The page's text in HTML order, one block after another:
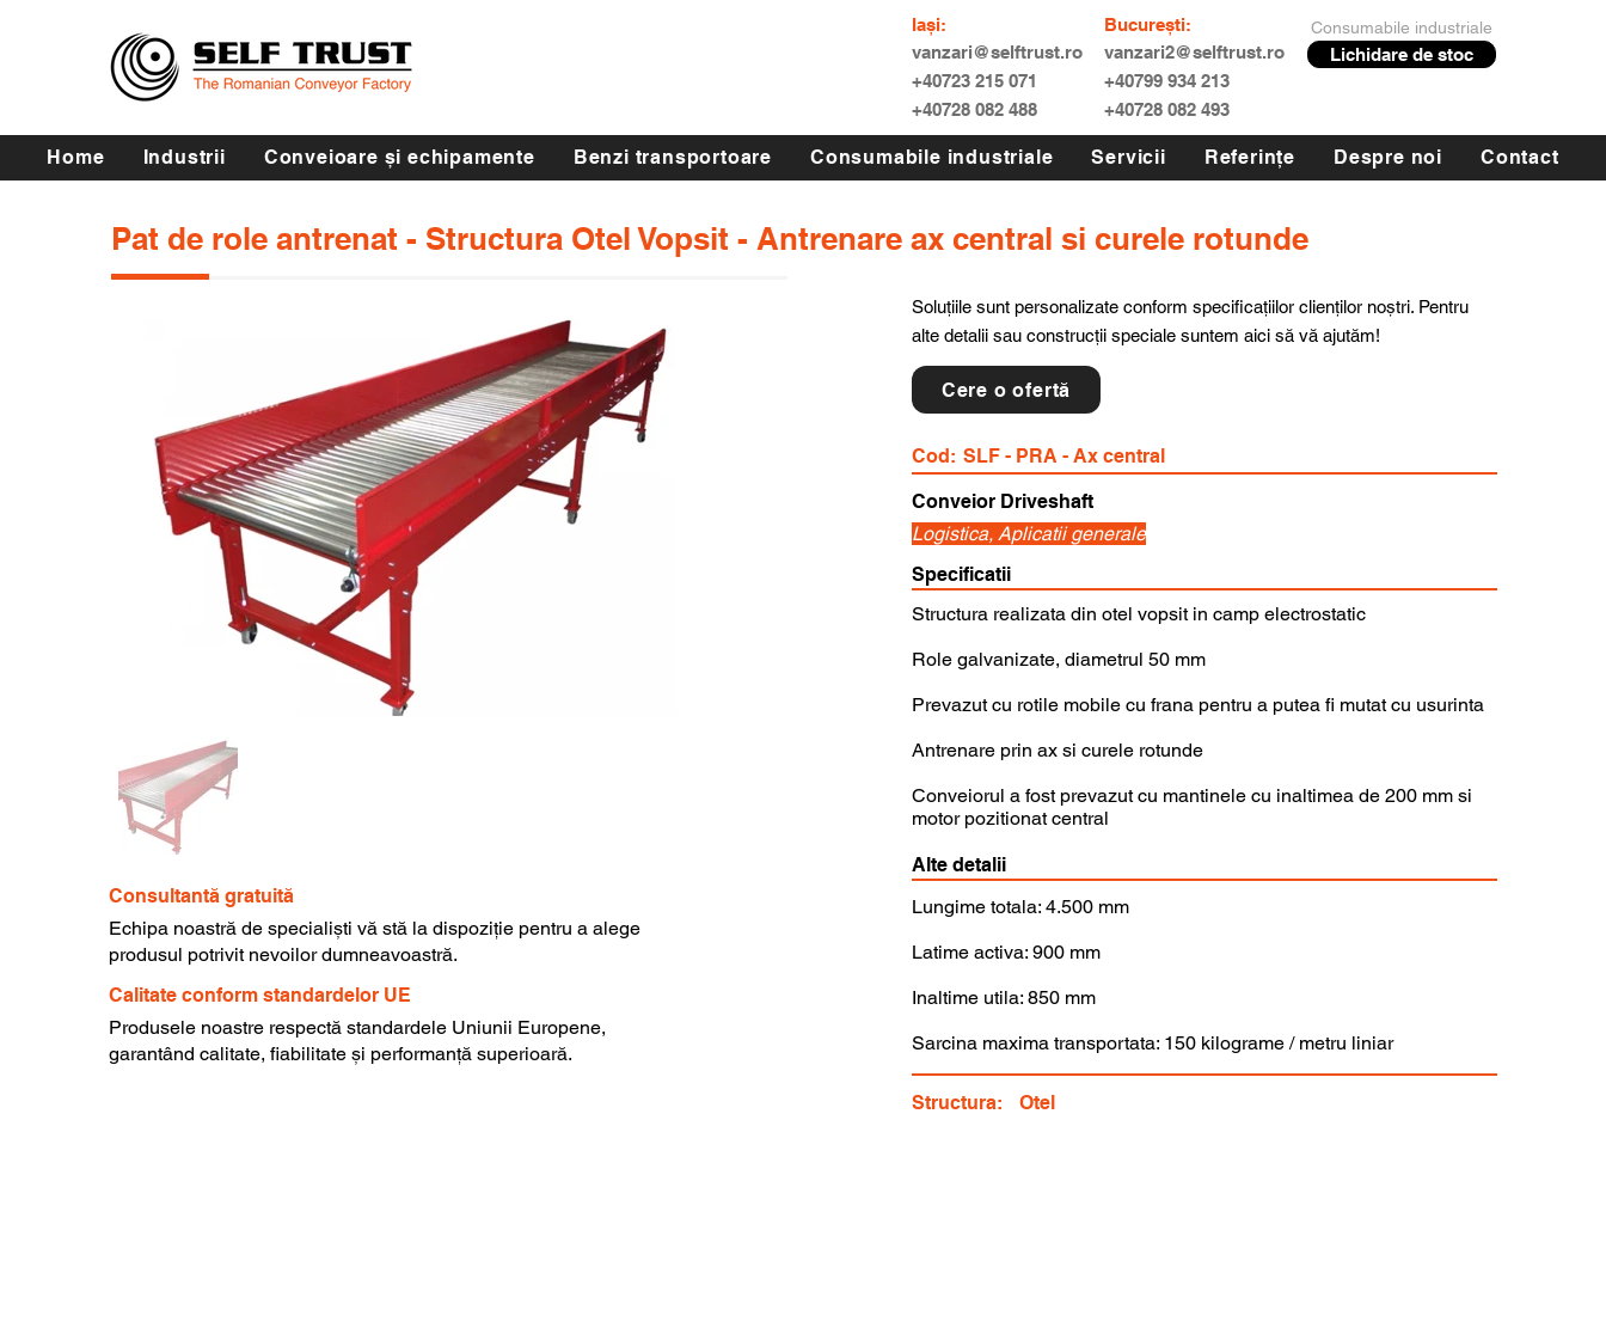
Iași:
vanzari@selftrust.ro
+40723 215 071
+40728 082 488
București:
vanzari2@selftrust.ro
+40799 934 213
+40728 082 493
Consumabile industriale
Lichidare de stoc
Home Industrii Conveioare și echipamente Benzi transportoare Consumabile industriale Servicii Referințe Despre noi Contact
Pat de role antrenat - Structura Otel Vopsit - Antrenare ax central si curele rotunde
Consultantă gratuită
Echipa noastră de specialiști vă stă la dispoziție pentru a alege
produsul potrivit nevoilor dumneavoastră.
Calitate conform standardelor UE
Produsele noastre respectă standardele Uniunii Europene,
garantând calitate, fiabilitate și performanță superioară.
Soluțiile sunt personalizate conform specificațiilor clienților noștri. Pentru
alte detalii sau construcții speciale suntem aici să vă ajutăm!
Cere o ofertă
Cod: SLF - PRA - Ax central
Conveior Driveshaft
Logistica, Aplicatii generale
Specificatii
Structura realizata din otel vopsit in camp electrostatic
Role galvanizate, diametrul 50 mm
Prevazut cu rotile mobile cu frana pentru a putea fi mutat cu usurinta
Antrenare prin ax si curele rotunde
Conveiorul a fost prevazut cu mantinele cu inaltimea de 200 mm si
motor pozitionat central
Alte detalii
Lungime totala: 4.500 mm
Latime activa: 900 mm
Inaltime utila: 850 mm
Sarcina maxima transportata: 150 kilograme / metru liniar
Structura: Otel